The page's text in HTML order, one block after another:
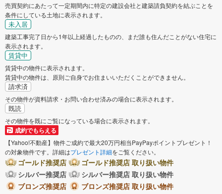
売買契約にあたって一定期間内に特定の建設会社と建築請負契約を結ぶことを
条件にしている土地に表示されます。
未入居
建築工事完了日から1年以上経過したものの、まだ誰も住んだことがない住宅に
表示されます。
賃貸中
賃貸中の物件に表示されます。
賃貸中の物件は、原則ご自身でお住まいいただくことができません。
請求済
その物件が資料請求・お問い合わせ済みの場合に表示されます。
既読
その物件を既にご覧になっている場合に表示されます。
成約でもらえる
【Yahoo!不動産】物件ご成約で最大20万円相当PayPayポイントプレゼント！
の対象物件です。詳細はプレゼント詳細をご覧ください。
ゴールド推奨店
ゴールド推奨店 取り扱い物件
シルバー推奨店
シルバー推奨店 取り扱い物件
ブロンズ推奨店
ブロンズ推奨店 取り扱い物件